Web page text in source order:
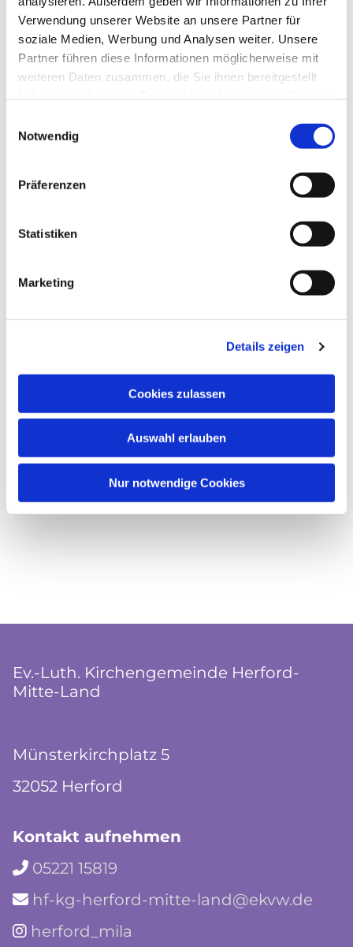
Verwendung unserer Website an unsere Partner für
soziale Medien, Werbung und Analysen weiter. Unsere
Partner führen diese Informationen möglicherweise mit
weiteren Daten zusammen, die Sie ihnen bereitgestellt
Notwendig
Präferenzen
Statistiken
Marketing
Details zeigen
Cookies zulassen
Auswahl erlauben
Nur notwendige Cookies
Dies könnte Sie auch
Ev.-Luth. Kirchengemeinde Herford-
Mitte-Land
Münsterkirchplatz 5
32052 Herford
Kontakt aufnehmen
 05221 15819
 hf-kg-herford-mitte-land@ekvw.de
 herford_mila